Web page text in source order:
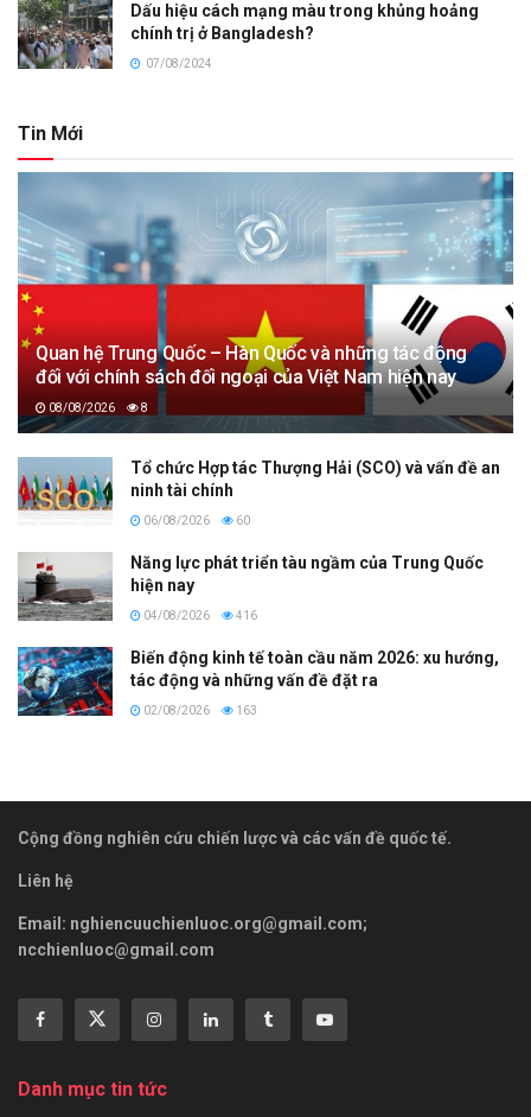
Dấu hiệu cách mạng màu trong khủng hoảng
chính trị ở Bangladesh?
07/08/2024
Tin Mới
Quan hệ Trung Quốc – Hàn Quốc và những tác động
đối với chính sách đối ngoại của Việt Nam hiện nay
08/08/2026 8
Tổ chức Hợp tác Thượng Hải (SCO) và vấn đề an
ninh tài chính
06/08/2026 60
Năng lực phát triển tàu ngầm của Trung Quốc
hiện nay
04/08/2026 416
Biến động kinh tế toàn cầu năm 2026: xu hướng,
tác động và những vấn đề đặt ra
02/08/2026 163
Cộng đồng nghiên cứu chiến lược và các vấn đề quốc tế.
Liên hệ
Email: nghiencuuchienluoc.org@gmail.com;
ncchienluoc@gmail.com
Danh mục tin tức